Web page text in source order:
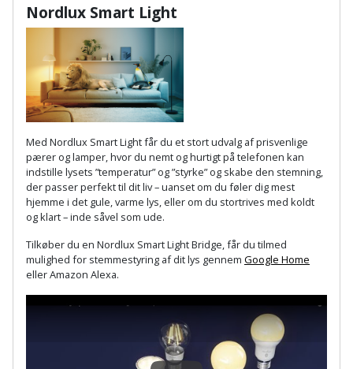
Sternbeklædning
Tag
og
tagplader
Terrassebrædder
Terrasseopklodsning
Tråd
til
byggeri
Træ
Palleløfter
Polsøger
Profilsaks
Reb
og
snor
Renseservietter
og
wipes
Sækkelukker
Industristøvsuger
Kantfræser
Kantlimer
Kantlimertilbehør
Kap-
og
geringssav
Kerneboremaskine
Klammepistol
Højbede
Højtaler
Hylder
Jagt
og
fritid
Jul
Kaffe
Klæbesøm
Nordlux Smart Light
Med Nordlux Smart Light får du et stort udvalg af prisvenlige
pærer og lamper, hvor du nemt og hurtigt på telefonen kan
indstille lysets ”temperatur” og ”styrke” og skabe den stemning,
der passer perfekt til dit liv – uanset om du føler dig mest
hjemme i det gule, varme lys, eller om du stortrives med koldt
og klart – inde såvel som ude.
Tilkøber du en Nordlux Smart Light Bridge, får du tilmed
mulighed for stemmestyring af dit lys gennem Google Home
eller Amazon Alexa.